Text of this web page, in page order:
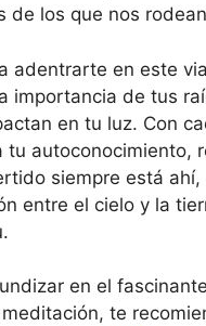
de los que nos
adentrarte en este
importancia de tus
en tu luz. Con
tu autoconocimiento,
siempre está
entre el cielo y la
en el
te